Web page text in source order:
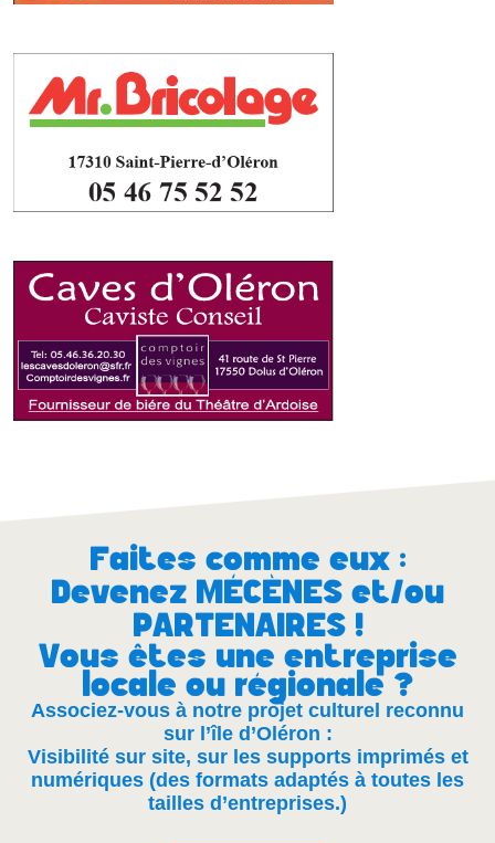
Faites comme eux :
Devenez MÉCÈNES et/ou
PARTENAIRES !
Vous êtes une entreprise
locale ou régionale ?
Associez-vous à notre projet culturel reconnu
sur l’île d’Oléron :
Visibilité sur site, sur les supports imprimés et
numériques (des formats adaptés à toutes les
tailles d’entreprises.)